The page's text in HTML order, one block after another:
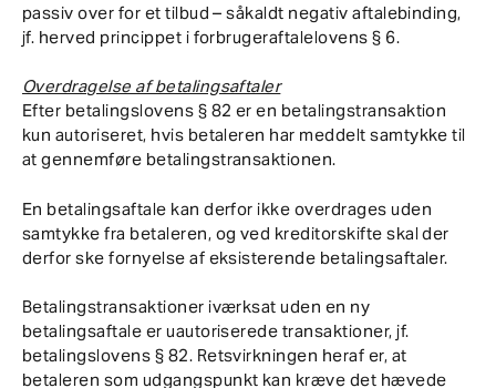
passiv over for et tilbud – såkaldt negativ aftalebinding,
jf. herved princippet i forbrugeraftalelovens § 6.
Overdragelse af betalingsaftaler
Efter betalingslovens § 82 er en betalingstransaktion
kun autoriseret, hvis betaleren har meddelt samtykke til
at gennemføre betalingstransaktionen.
En betalingsaftale kan derfor ikke overdrages uden
samtykke fra betaleren, og ved kreditorskifte skal der
derfor ske fornyelse af eksisterende betalingsaftaler.
Betalingstransaktioner iværksat uden en ny
betalingsaftale er uautoriserede transaktioner, jf.
betalingslovens § 82. Retsvirkningen heraf er, at
betaleren som udgangspunkt kan kræve det hævede